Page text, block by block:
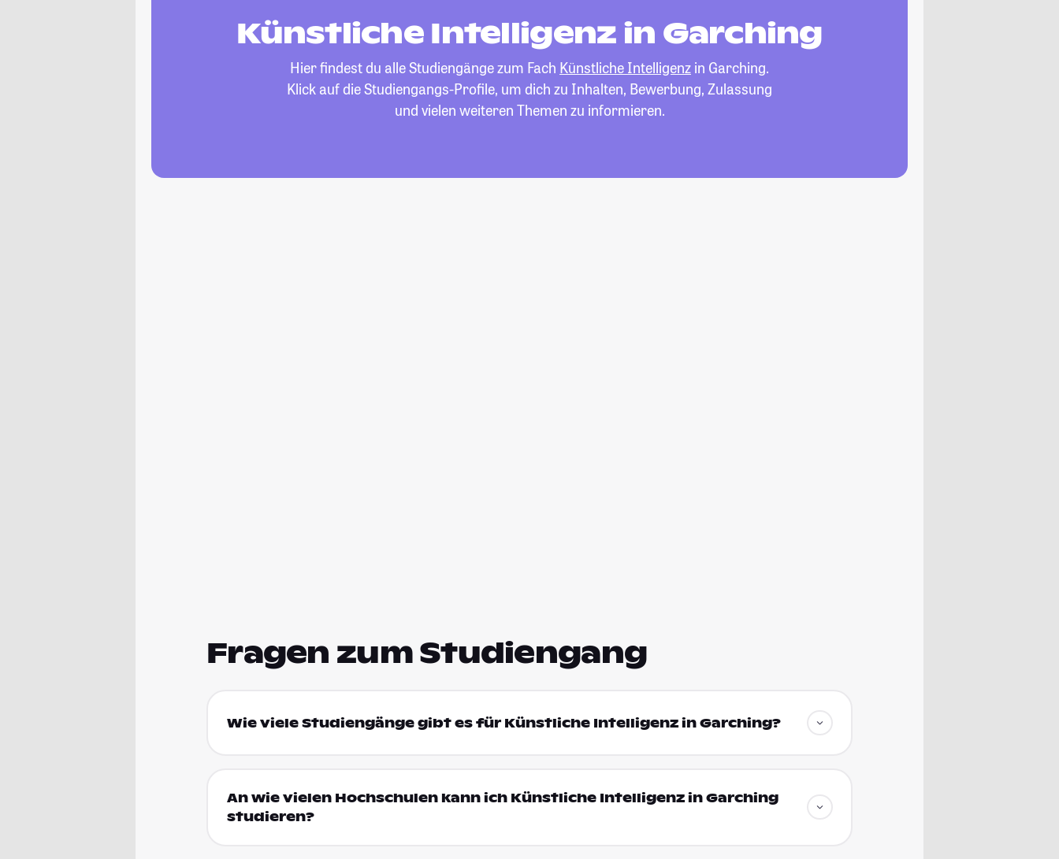
Künstliche Intelligenz in Garching
Hier findest du alle Studiengänge zum Fach Künstliche Intelligenz in Garching.
Klick auf die Studiengangs-Profile, um dich zu Inhalten, Bewerbung, Zulassung
und vielen weiteren Themen zu informieren.
Fragen zum Studiengang
Wie viele Studiengänge gibt es für Künstliche Intelligenz in Garching?
An wie vielen Hochschulen kann ich Künstliche Intelligenz in Garching
studieren?